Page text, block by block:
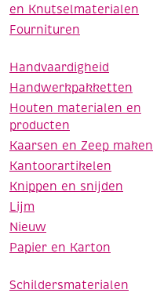
en Knutselmaterialen
Fournituren
Handvaardigheid
Handwerkpakketten
Houten materialen en
producten
Kaarsen en Zeep maken
Kantoorartikelen
Knippen en snijden
Lijm
Nieuw
Papier en Karton
Schildersmaterialen